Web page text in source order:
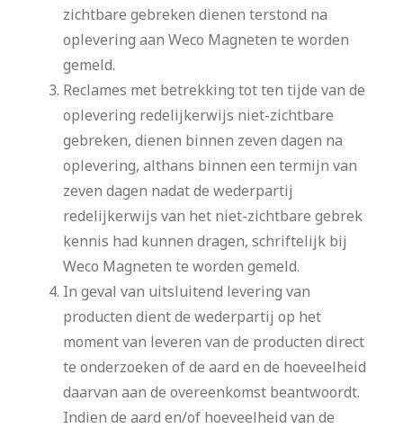
zichtbare gebreken dienen terstond na
oplevering aan Weco Magneten te worden
gemeld.
Reclames met betrekking tot ten tijde van de
oplevering redelijkerwijs niet-zichtbare
gebreken, dienen binnen zeven dagen na
oplevering, althans binnen een termijn van
zeven dagen nadat de wederpartij
redelijkerwijs van het niet-zichtbare gebrek
kennis had kunnen dragen, schriftelijk bij
Weco Magneten te worden gemeld.
In geval van uitsluitend levering van
producten dient de wederpartij op het
moment van leveren van de producten direct
te onderzoeken of de aard en de hoeveelheid
daarvan aan de overeenkomst beantwoordt.
Indien de aard en/of hoeveelheid van de